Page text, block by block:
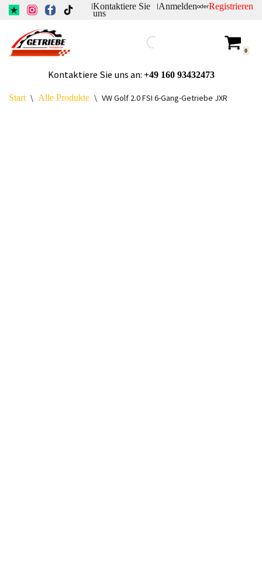
Inhalt
springen
|Kontaktiere Sie
uns
|AnmeldenoderRegistrieren
0
Kontaktiere Sie uns an: +49160 93432473
Start \ Alle Produkte \ VW Golf 2.0 FSI 6-Gang-Getriebe JXR